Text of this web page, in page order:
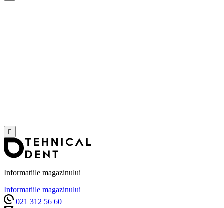

Informatiile magazinului
Informatiile magazinului
021 312 56 60